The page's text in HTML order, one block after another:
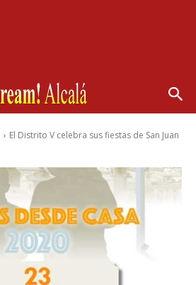
El Distrito V celebra sus fiestas de San Juan